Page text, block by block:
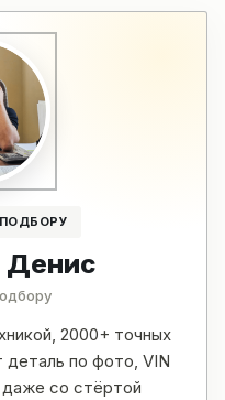
Денис
2000+ точных
по фото, VIN
со стёртой